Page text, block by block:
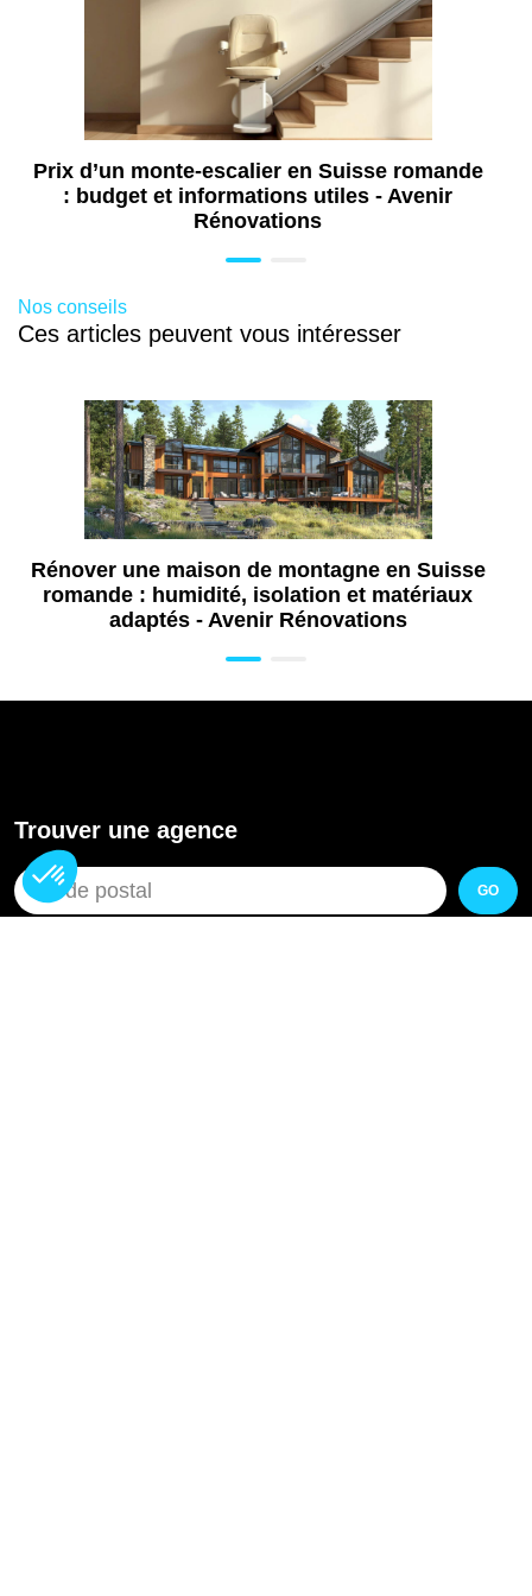
Prix d’un monte-escalier en Suisse romande
: budget et informations utiles - Avenir
Rénovations
Nos conseils
Ces articles peuvent vous intéresser
Rénover une maison de montagne en Suisse
romande : humidité, isolation et matériaux
adaptés - Avenir Rénovations
Trouver une agence
GO